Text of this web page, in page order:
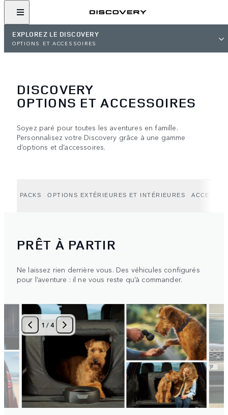
EXPLOREZ LE DISCOVERY
OPTIONS ET ACCESSOIRES
DISCOVERY
OPTIONS ET ACCESSOIRES
Soyez paré pour toutes les aventures en famille.
Personnalisez votre Discovery grâce à une gamme
d’options et d’accessoires.
PACKS OPTIONS EXTÉRIEURES ET INTÉRIEURES
PRÊT À PARTIR
Ne laissez rien derrière vous. Des véhicules configurés
pour l’aventure : il ne vous reste qu’à commander.
1 /4